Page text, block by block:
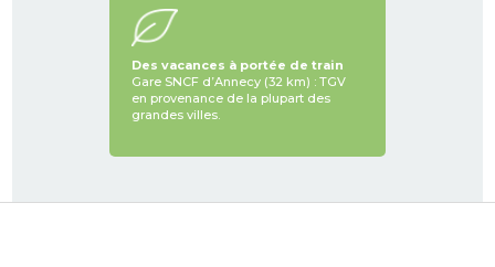
Des vacances à portée de train
Gare SNCF d’Annecy (32 km) : TGV
en provenance de la plupart des
grandes villes.